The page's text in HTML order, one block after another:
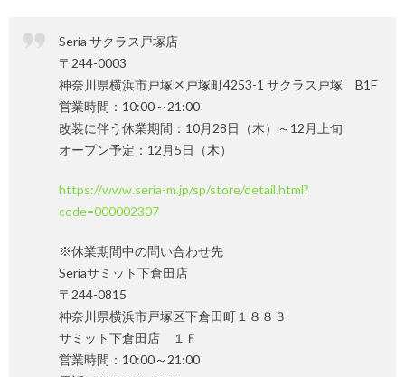
Seria サクラス戸塚店
〒244-0003
神奈川県横浜市戸塚区戸塚町4253-1 サクラス戸塚 B1F
営業時間：10:00～21:00
改装に伴う休業期間：10月28日（木）～12月上旬
オープン予定：12月5日（木）
https://www.seria-m.jp/sp/store/detail.html?
code=000002307
※休業期間中の問い合わせ先
Seriaサミット下倉田店
〒244-0815
神奈川県横浜市戸塚区下倉田町１８８３
サミット下倉田店 １Ｆ
営業時間：10:00～21:00